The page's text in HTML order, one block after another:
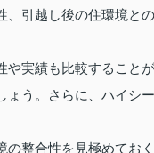
、引越し後の住環境との
や実績も比較することが
ょう。さらに、ハイシー
の整合性を見極めておく